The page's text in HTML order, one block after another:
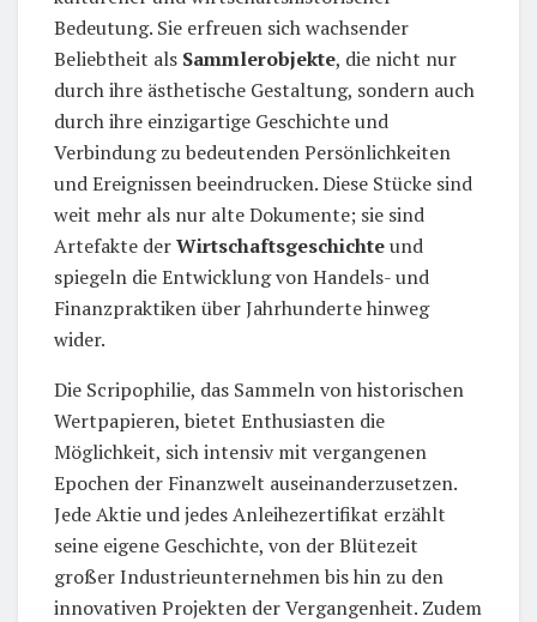
Bedeutung. Sie erfreuen sich wachsender
Beliebtheit als Sammlerobjekte, die nicht nur
durch ihre ästhetische Gestaltung, sondern auch
durch ihre einzigartige Geschichte und
Verbindung zu bedeutenden Persönlichkeiten
und Ereignissen beeindrucken. Diese Stücke sind
weit mehr als nur alte Dokumente; sie sind
Artefakte derWirtschaftsgeschichteund
spiegeln die Entwicklung von Handels- und
Finanzpraktiken über Jahrhunderte hinweg
wider.
Die Scripophilie, das Sammeln von historischen
Wertpapieren, bietet Enthusiasten die
Möglichkeit, sich intensiv mit vergangenen
Epochen der Finanzwelt auseinanderzusetzen.
Jede Aktie und jedes Anleihezertifikat erzählt
seine eigene Geschichte, von der Blütezeit
großer Industrieunternehmen bis hin zu den
innovativen Projekten der Vergangenheit. Zudem